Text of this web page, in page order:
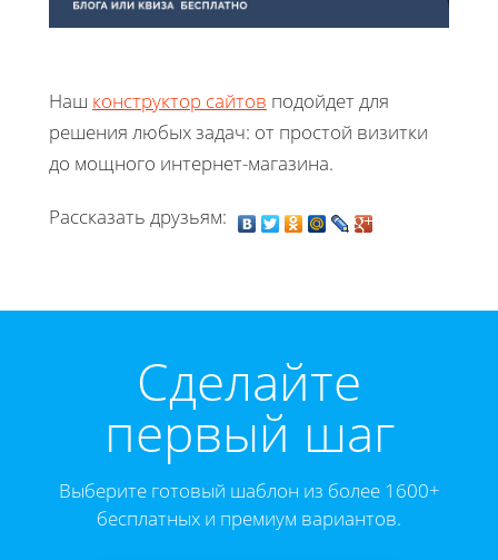
Наш конструктор сайтов подойдет для
решения любых задач: от простой визитки
до мощного интернет-магазина.
Рассказать друзьям:
Cделайте
первый шаг
Выберите готовый шаблон из более 1600+
бесплатных и премиум вариантов.